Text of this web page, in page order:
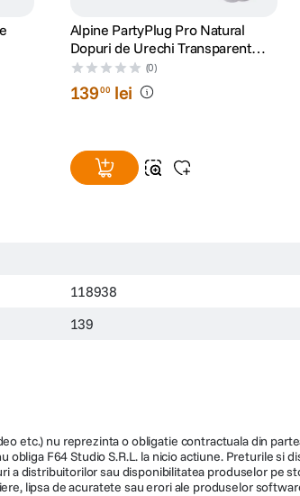
Alpine PartyPlug Pro Natural
Dopuri de Urechi Transparent
2025
(0)
13900 lei
118938
139
etc.) nu reprezinta o obligatie contractuala din
F64 Studio S.R.L. la nicio actiune. Preturile
distribuitorilor sau disponibilitatea produselor pe
lipsa de acuratete sau erori ale produselor